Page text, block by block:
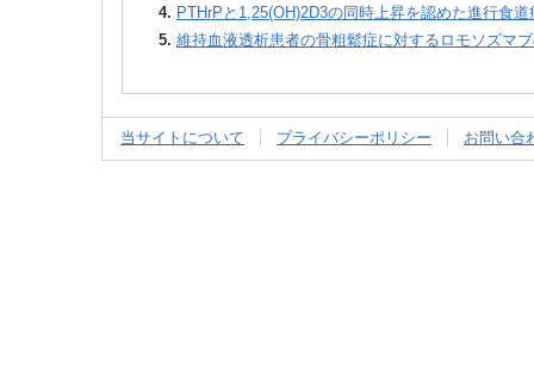
4. PTHrPと1,25(OH)2D3の同時上昇を認めた進行食
5. 維持血液透析患者の骨粗鬆症に対するロモソズマ
当サイトについて プライバシーポリシー お問い合